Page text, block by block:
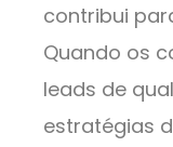
contribui
Quando os
leads de
estratégias